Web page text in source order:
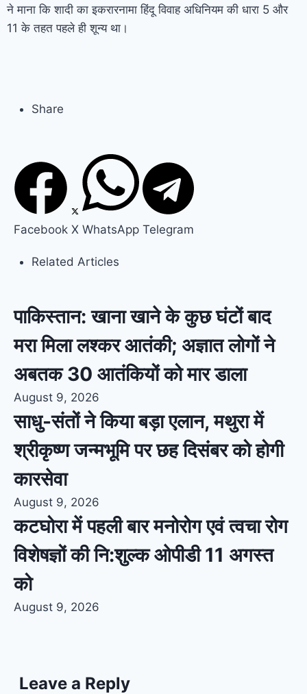
ने माना कि शादी का इकरारनामा हिंदू विवाह अधिनियम की धारा 5 और
11 के तहत पहले ही शून्य था।
Share
Facebook X WhatsApp Telegram
Related Articles
पाकिस्तान: खाना खाने के कुछ घंटों बाद
मरा मिला लश्कर आतंकी; अज्ञात लोगों ने
अबतक 30 आतंकियों को मार डाला
August 9, 2026
साधु-संतों ने किया बड़ा एलान, मथुरा में
श्रीकृष्ण जन्मभूमि पर छह दिसंबर को होगी
कारसेवा
August 9, 2026
कटघोरा में पहली बार मनोरोग एवं त्वचा रोग
विशेषज्ञों की नि:शुल्क ओपीडी 11 अगस्त
को
August 9, 2026
Leave a Reply